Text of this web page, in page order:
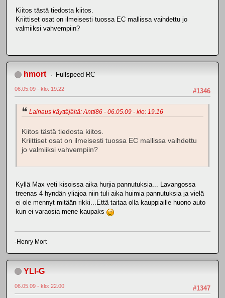
Kiitos tästä tiedosta kiitos.
Kriittiset osat on ilmeisesti tuossa EC mallissa vaihdettu jo
valmiiksi vahvempiin?
hmort Fullspeed RC
#1346
06.05.09 - klo: 19.22
Lainaus käyttäjältä: Antti86 - 06.05.09 - klo: 19.16
Kiitos tästä tiedosta kiitos.
Kriittiset osat on ilmeisesti tuossa EC mallissa vaihdettu
jo valmiiksi vahvempiin?
Kyllä Max veti kisoissa aika hurjia pannutuksia... Lavangossa
treenas 4 hyndän yliajoa niin tuli aika huimia pannutuksia ja vielä
ei ole mennyt mitään rikki...Että taitaa olla kauppiaille huono auto
kun ei varaosia mene kaupaks
-Henry Mort
YLI-G
#1347
06.05.09 - klo: 22.00